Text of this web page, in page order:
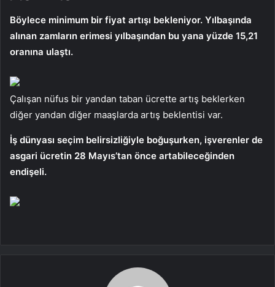
Böylece minimum bir fiyat artışı bekleniyor. Yılbaşında
alınan zamların erimesi yılbaşından bu yana yüzde 15,21
oranına ulaştı.
Çalışan nüfus bir yandan taban ücrette artış beklerken
diğer yandan diğer maaşlarda artış beklentisi var.
İş dünyası seçim belirsizliğiyle boğuşurken, işverenler de
asgari ücretin 28 Mayıs’tan önce artabileceğinden
endişeli.